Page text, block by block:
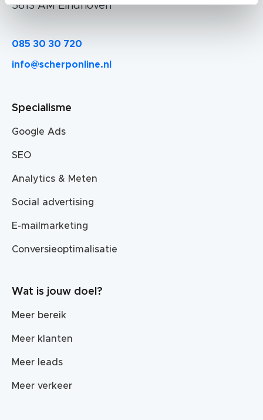
5613 AM Eindhoven
085 30 30 720
info@scherponline.nl
Specialisme
Google Ads
SEO
Analytics & Meten
Social advertising
E-mailmarketing
Conversieoptimalisatie
Wat is jouw doel?
Meer bereik
Meer klanten
Meer leads
Meer verkeer